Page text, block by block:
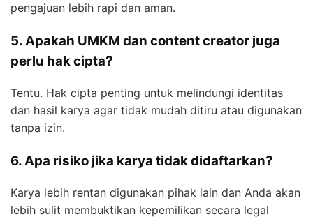
pengajuan lebih rapi dan aman.
5. Apakah UMKM dan content creator juga
perlu hak cipta?
Tentu. Hak cipta penting untuk melindungi identitas
dan hasil karya agar tidak mudah ditiru atau digunakan
tanpa izin.
6. Apa risiko jika karya tidak didaftarkan?
Karya lebih rentan digunakan pihak lain dan Anda akan
lebih sulit membuktikan kepemilikan secara legal